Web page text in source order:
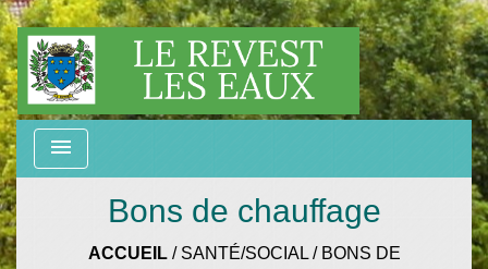
menu
Bons de chauffage
ACCUEIL/ SANTÉ/SOCIAL/ BONS DE